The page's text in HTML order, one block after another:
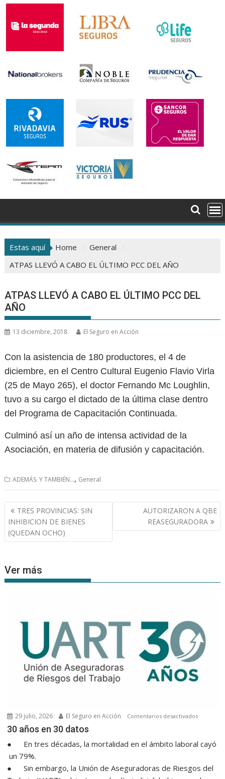
Estas aquí Home
General
ATPAS LLEVÓ A CABO EL ÚLTIMO PCC DEL AÑO
ATPAS LLEVÓ A CABO EL ÚLTIMO PCC DEL
AÑO
13 diciembre, 2018 El Seguro en Acción
Con la asistencia de 180 productores, el 4 de
diciembre, en el Centro Cultural Eugenio Flavio Virla
(25 de Mayo 265), el doctor Fernando Mc Loughlin,
tuvo a su cargo el dictado de la última clase dentro
del Programa de Capacitación Continuada.
Culminó así un año de intensa actividad de la
Asociación, en materia de difusión y capacitación.
ADEMÁS. Y TAMBIÉN..., General
Navegación
de
entradas
TRES PROVINCIAS: SIN
INHIBICION DE BIENES
(QUEDAN OCHO)
AUTORIZARON A QBE
REASEGURADORA
Ver más
29 julio, 2026 El Seguro en Acción Comentarios desactivadosen
30 años en 30 datos
● En tres décadas, la mortalidad en el ámbito laboral cayó
un 79%.
● Sin embargo, la Unión de Aseguradoras de Riesgos del